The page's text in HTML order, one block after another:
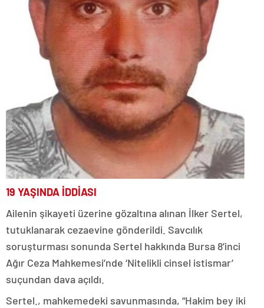
19 YAŞINDA İDDİASI
Ailenin şikayeti üzerine gözaltına alınan İlker Sertel,
tutuklanarak cezaevine gönderildi. Savcılık
soruşturması sonunda Sertel hakkında Bursa 8’inci
Ağır Ceza Mahkemesi’nde ‘Nitelikli cinsel istismar’
suçundan dava açıldı.
Sertel., mahkemedeki savunmasında, “Hakim bey iki